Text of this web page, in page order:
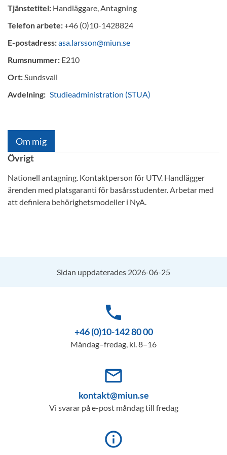
Tjänstetitel: Handläggare, Antagning
Telefon arbete:+46 (0)10-1428824
E-postadress:asa.larsson@miun.se
Rumsnummer: E210
Ort:Sundsvall
Avdelning: Studieadministration (STUA)
Om mig
Övrigt
Nationell antagning. Kontaktperson för UTV. Handlägger
ärenden med platsgaranti för basårsstudenter. Arbetar med
att definiera behörighetsmodeller i NyA.
Sidan uppdaterades 2026-06-25
phone
+46 (0)10-142 80 00
Måndag–fredag, kl. 8–16
mail_outline
kontakt@miun.se
Vi svarar på e-post måndag till fredag
info_outline